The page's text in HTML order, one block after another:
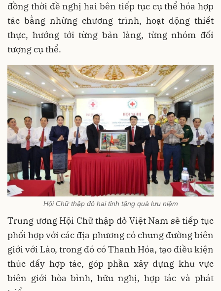
đồng thời đề nghị hai bên tiếp tục cụ thể hóa hợp
tác bằng những chương trình, hoạt động thiết
thực, hướng tới từng bản làng, từng nhóm đối
tượng cụ thể.
Hội Chữ thập đỏ hai tỉnh tặng quà lưu niệm
Trung ương Hội Chữ thập đỏ Việt Nam sẽ tiếp tục
phối hợp với các địa phương có chung đường biên
giới với Lào, trong đó có Thanh Hóa, tạo điều kiện
thúc đẩy hợp tác, góp phần xây dựng khu vực
biên giới hòa bình, hữu nghị, hợp tác và phát